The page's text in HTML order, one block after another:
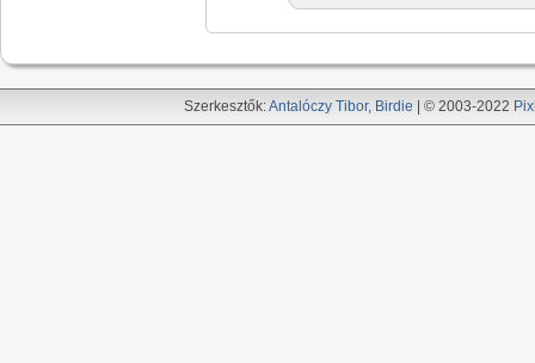
Szerkesztők:Antalóczy Tibor, Birdie | © 2003-2022